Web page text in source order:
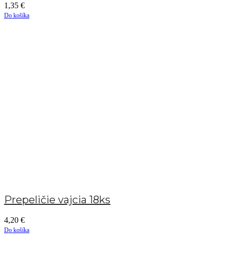
1,35 €
Do košíka
Prepeličie vajcia 18ks
4,20 €
Do košíka